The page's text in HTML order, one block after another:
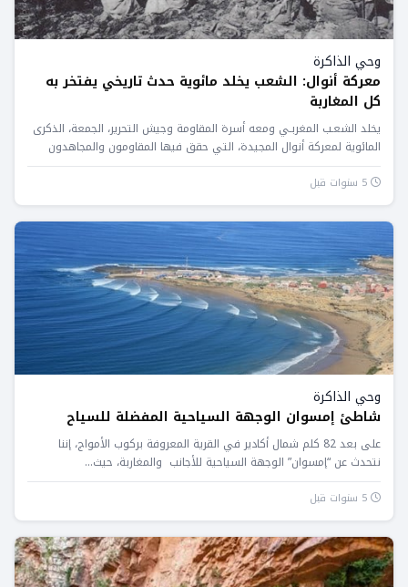
وحي الذاكرة
معركة أنوال: الشعب يخلد مائوية حدث تاريخي يفتخر به
كل المغاربة
يخلد الشعـب المغربـي ومعه أسرة المقاومة وجيش التحرير، الجمعة، الذكرى
المائوية لمعركة أنوال المجيدة، التي حقق فيها المقاومون والمجاهدون
المغاربة...
وحي الذاكرة
شاطئ إمسوان الوجهة السياحية المفضلة للسياح
على بعد 82 كلم شمال أكادير في القرية المعروفة بركوب الأمواج، إننا
نتحدث عن “إمسوان” الوجهة السياحية للأجانب والمغاربة، حيث...